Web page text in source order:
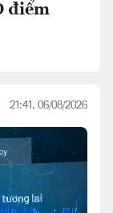
điểm
21:41, 06/08/2026